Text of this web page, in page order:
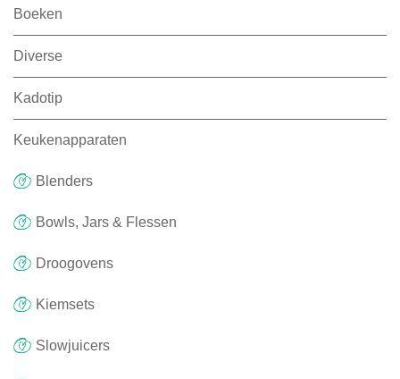
Boeken
Diverse
Kadotip
Keukenapparaten
Blenders
Bowls, Jars & Flessen
Droogovens
Kiemsets
Slowjuicers